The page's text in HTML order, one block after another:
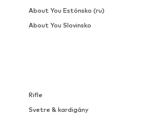
Rifle
Svetre & kardigány
About You Estónsko (ru)
About You Slovinsko